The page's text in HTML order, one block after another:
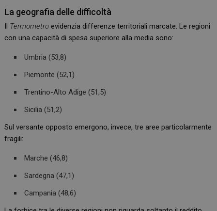
La geografia delle difficoltà
Il Termometro evidenzia differenze territoriali marcate. Le regioni
con una capacità di spesa superiore alla media sono:
Umbria (53,8)
Piemonte (52,1)
Trentino-Alto Adige (51,5)
Sicilia (51,2)
Sul versante opposto emergono, invece, tre aree particolarmente
fragili:
Marche (46,8)
Sardegna (47,1)
Campania (48,6)